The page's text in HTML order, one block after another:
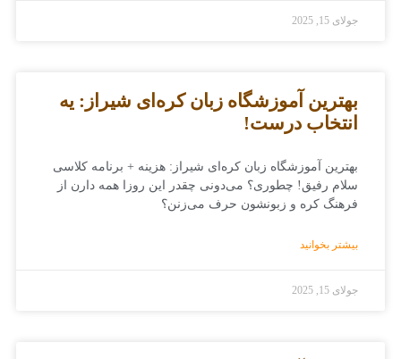
جولای 15, 2025
بهترین آموزشگاه زبان کره‌ای شیراز: یه
انتخاب درست!
بهترین آموزشگاه زبان کره‌ای شیراز: هزینه + برنامه کلاسی
سلام رفیق! چطوری؟ می‌دونی چقدر این روزا همه دارن از
فرهنگ کره و زبونشون حرف می‌زنن؟
بیشتر بخوانید
جولای 15, 2025